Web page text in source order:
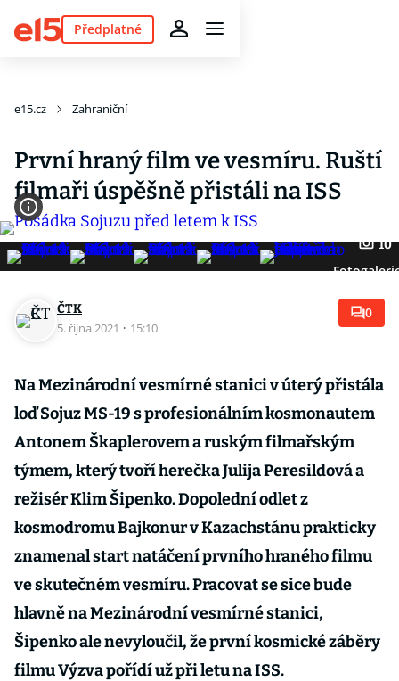
Předplatné
e15.cz Zahraniční
První hraný film ve vesmíru. Ruští
filmaři úspěšně přistáli na ISS
10
ČTK
5. října 2021 · 15:10
0
Na Mezinárodní vesmírné stanici v úterý přistála
loď Sojuz MS-19 s profesionálním kosmonautem
Antonem Škaplerovem a ruským filmařským
týmem, který tvoří herečka Julija Peresildová a
režisér Klim Šipenko. Dopolední odlet z
kosmodromu Bajkonur v Kazachstánu prakticky
znamenal start natáčení prvního hraného filmu
ve skutečném vesmíru. Pracovat se sice bude
hlavně na Mezinárodní vesmírné stanici,
Šipenko ale nevyloučil, že první kosmické záběry
filmu Výzva pořídí už při letu na ISS.